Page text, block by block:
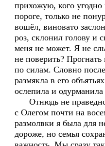
прихожую, кого угодно
пороге, только не
вошёл, виновато
роз, склонил голову и
меня не может. Я не
не поверить?
по силам. Словно
размякла в его
ослепила и
Отнюдь не
с Олегом почти на
размолвки я была для
дороже, но семья